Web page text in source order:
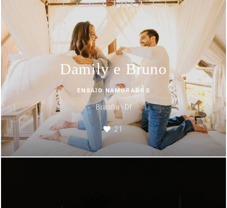
Damily e Bruno
ENSAIO NAMORADOS
Brasília - Df
21